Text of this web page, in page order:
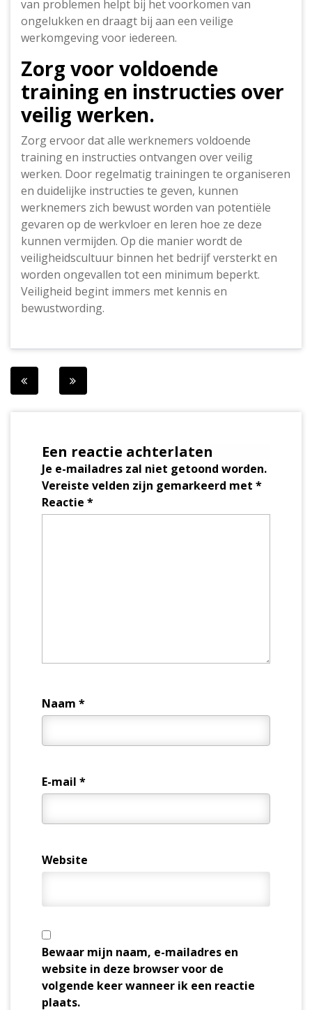
van problemen helpt bij het voorkomen van
ongelukken en draagt bij aan een veilige
werkomgeving voor iedereen.
Zorg voor voldoende
training en instructies over
veilig werken.
Zorg ervoor dat alle werknemers voldoende
training en instructies ontvangen over veilig
werken. Door regelmatig trainingen te organiseren
en duidelijke instructies te geven, kunnen
werknemers zich bewust worden van potentiële
gevaren op de werkvloer en leren hoe ze deze
kunnen vermijden. Op die manier wordt de
veiligheidscultuur binnen het bedrijf versterkt en
worden ongevallen tot een minimum beperkt.
Veiligheid begint immers met kennis en
bewustwording.
Berichtnavigatie
Een reactie achterlaten
Je e-mailadres zal niet getoond worden.
Vereiste velden zijn gemarkeerd met *
Reactie *
Naam *
E-mail *
Website
Bewaar mijn naam, e-mailadres en
website in deze browser voor de
volgende keer wanneer ik een reactie
plaats.